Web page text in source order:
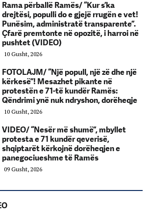
Rama përballë Ramës/ “Kur s’ka
drejtësi, populli do e gjejë rrugën e vet!
Punësim, administratë transparente”.
Çfarë premtonte në opozitë, i harroi në
pushtet (VIDEO)
10 Gusht, 2026
FOTOLAJM/ “Një popull, një zë dhe një
kërkesë”! Mesazhet pikante në
protestën e 71-të kundër Ramës:
Qëndrimi ynë nuk ndryshon, dorëheqje
10 Gusht, 2026
VIDEO/ “Nesër më shumë”, mbyllet
protesta e 71 kundër qeverisë,
shqiptarët kërkojnë dorëheqjen e
panegociueshme të Ramës
09 Gusht, 2026